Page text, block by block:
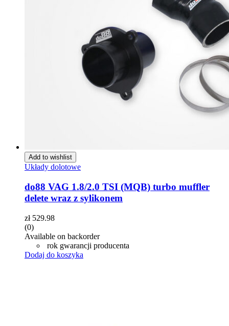
Add to wishlist
Układy dolotowe
do88 VAG 1.8/2.0 TSI (MQB) turbo muffler
delete wraz z sylikonem
zł529.98
(0)
Available on backorder
rok gwarancji producenta
Dodaj do koszyka